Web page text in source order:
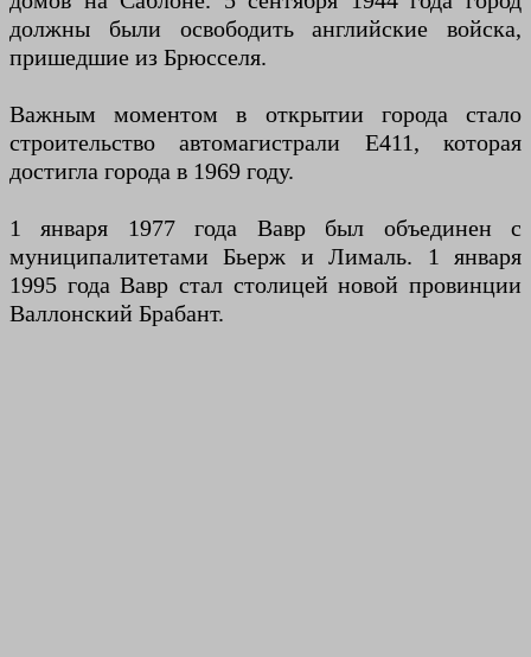
должны были освободить английские войска,
пришедшие из Брюсселя.
Важным моментом в открытии города стало
строительство автомагистрали E411, которая
достигла города в 1969 году.
1 января 1977 года Вавр был объединен с
муниципалитетами Бьерж и Лималь. 1 января
1995 года Вавр стал столицей новой провинции
Валлонский Брабант.